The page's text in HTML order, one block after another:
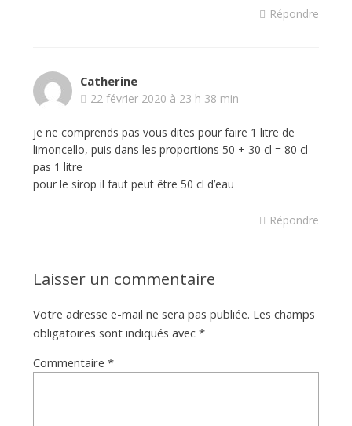
Répondre
Catherine
22 février 2020 à 23 h 38 min
je ne comprends pas vous dites pour faire 1 litre de
limoncello, puis dans les proportions 50 + 30 cl = 80 cl
pas 1 litre
pour le sirop il faut peut être 50 cl d’eau
Répondre
Laisser un commentaire
Votre adresse e-mail ne sera pas publiée. Les champs
obligatoires sont indiqués avec *
Commentaire *